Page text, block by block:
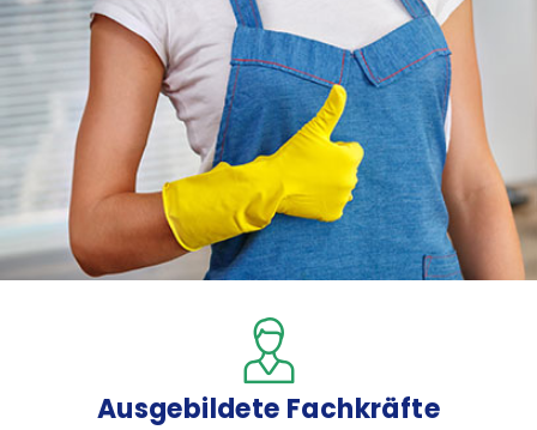
Ausgebildete Fachkräfte